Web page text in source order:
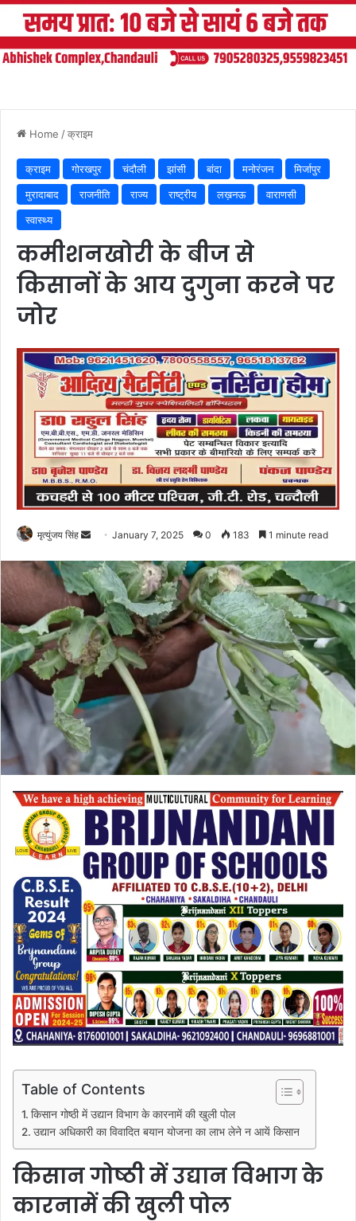
Home /क्राइम
क्राइम गोरखपुर चंदौली झांसी बांदा मनोरंजन
मिर्जापुर
मुरादाबाद
राजनीति राज्य राष्ट्रीय लख़नऊ
वाराणसी
स्वास्थ्य
कमीशनखोरी के बीज से
किसानों के आय दुगुना करने पर
जोर
मृत्युंजय सिंह
Send
email
January 7, 2025 0 183 1 minute read
Table of Contents
किसान गोष्ठी में उद्यान विभाग के कारनामें की खुली पोल
उद्यान अधिकारी का विवादित बयान योजना का लाभ लेने न आयें किसान
किसान गोष्ठी में उद्यान विभाग के
कारनामें की खुली पोल